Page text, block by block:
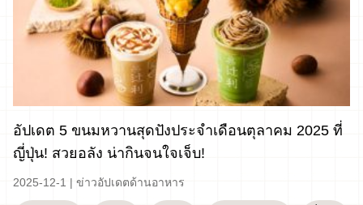
อัปเดต 5 ขนมหวานสุดปังประจำเดือนตุลาคม 2025 ที่
ญี่ปุ่น! สวยอลัง น่ากินจนใจเจ็บ!
2025-12-1 | ข่าวอัปเดตด้านอาหาร